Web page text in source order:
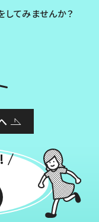
してみませんか？